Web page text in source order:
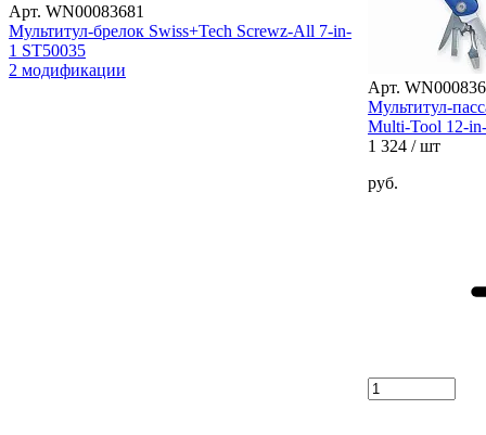
Арт. WN00083681
Мультитул-брелок Swiss+Tech Screwz-All 7-in-
1 ST50035
2 модификации
Арт.
Мультитул-
Multi-Tool 12-
1 324 / шт
руб.